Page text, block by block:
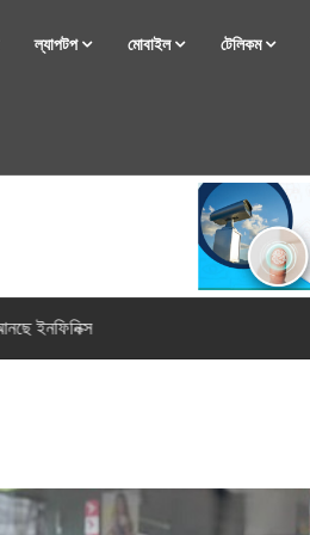
ল্যাপটপ মোবাইল টেলিকম
নতুন সি-সিরিজ স্মার্টফোন নিয়ে আসছে রিয়েলমি